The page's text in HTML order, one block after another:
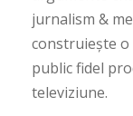
jurnalism &
construiește
public fidel
televiziune.